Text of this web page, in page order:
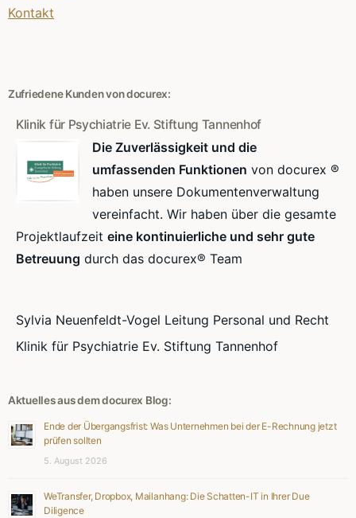
Kontakt
Zufriedene Kunden von docurex:
Klinik für Psychiatrie Ev. Stiftung Tannenhof
Die Zuverlässigkeit und die
umfassenden Funktionen von docurex ®
haben unsere Dokumentenverwaltung
vereinfacht. Wir haben über die gesamte
Projektlaufzeit eine kontinuierliche und sehr gute
Betreuung durch das docurex® Team
Sylvia Neuenfeldt-Vogel Leitung Personal und Recht
Klinik für Psychiatrie Ev. Stiftung Tannenhof
Aktuelles aus dem docurex Blog:
Ende der Übergangsfrist: Was Unternehmen bei der E-Rechnung jetzt
prüfen sollten
5. August 2026
WeTransfer, Dropbox, Mailanhang: Die Schatten-IT in Ihrer Due
Diligence